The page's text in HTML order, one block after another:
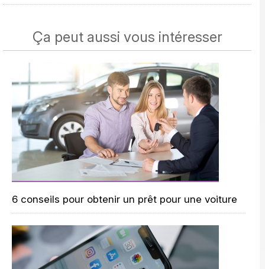
Ça peut aussi vous intéresser
6 conseils pour obtenir un prêt pour une voiture